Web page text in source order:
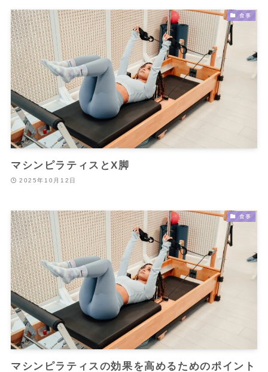
食事
マシンピラティスとX脚
2025年10月12日
食事
マシンピラティスの効果を高めるためのポイント